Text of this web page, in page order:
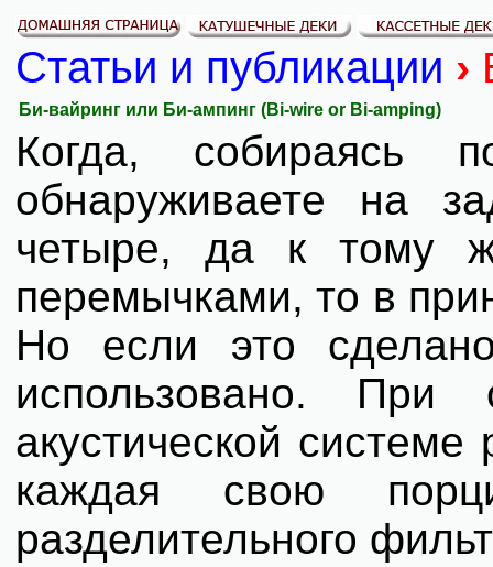
Статьи и публикации ›
Би-вайринг или Би-ампинг (Bi-wire or Bi-amping)
Когда, собираясь
обнаруживаете на
четыре, да к тому
перемычками, то в
Но если это
использовано.
акустической
каждая свою
разделительного